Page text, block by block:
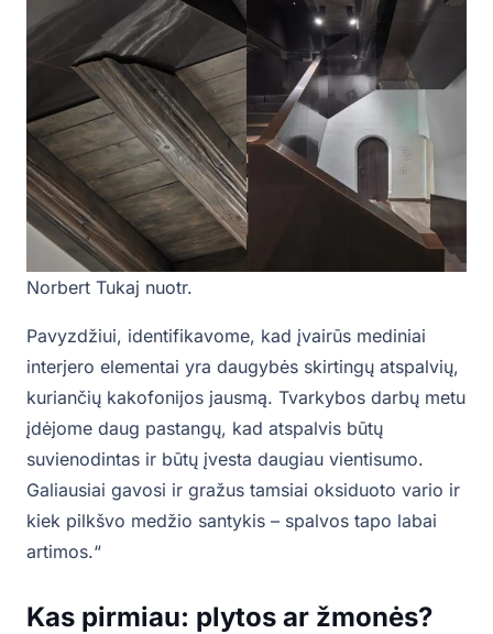
Norbert Tukaj nuotr.
Pavyzdžiui, identifikavome, kad įvairūs mediniai
interjero elementai yra daugybės skirtingų atspalvių,
kuriančių kakofonijos jausmą. Tvarkybos darbų metu
įdėjome daug pastangų, kad atspalvis būtų
suvienodintas ir būtų įvesta daugiau vientisumo.
Galiausiai gavosi ir gražus tamsiai oksiduoto vario ir
kiek pilkšvo medžio santykis – spalvos tapo labai
artimos.“
Kas pirmiau: plytos ar žmonės?